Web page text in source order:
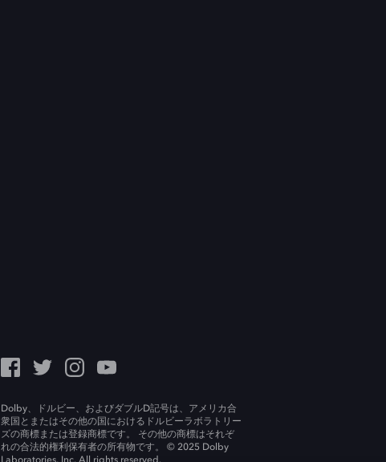
Dolby、ドルビー、およびダブルD記号は、アメリカ合
衆国とまたはその他の国におけるドルビーラボラトリー
ズの商標または登録商標です。 その他の商標はそれぞ
れの合法的権利保有者の所有物です。 © 2025 Dolby